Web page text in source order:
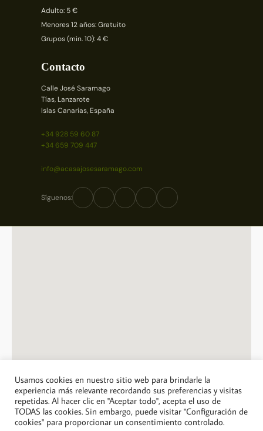
Adulto: 5 €
Menores 12 años: Gratuito
Grupos (min. 10): 4 €
Contacto
Calle José Saramago
Tías, Lanzarote
Islas Canarias, España
+34 928 59 60 87
+34 659 709 447
info@acasajosesaramago.com
Síguenos:
© 2026 A Casa Jose Saramago. Todos los derechos reservados.
Política de privacidad
Usamos cookies en nuestro sitio web para brindarle la
experiencia más relevante recordando sus preferencias y visitas
repetidas. Al hacer clic en "Aceptar todo", acepta el uso de
TODAS las cookies. Sin embargo, puede visitar "Configuración de
cookies" para proporcionar un consentimiento controlado.